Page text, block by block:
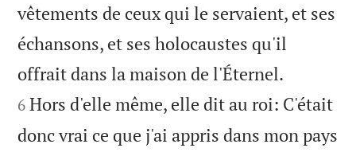
vêtements de ceux qui le servaient, et ses
échansons, et ses holocaustes qu'il
offrait dans la maison de l'Éternel.
6 Hors d'elle même, elle dit au roi: C'était
donc vrai ce que j'ai appris dans mon pays